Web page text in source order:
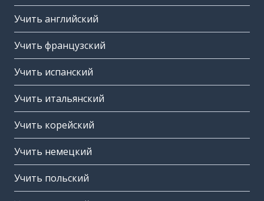
Учить английский
Учить французский
Учить испанский
Учить итальянский
Учить корейский
Учить немецкий
Учить польский